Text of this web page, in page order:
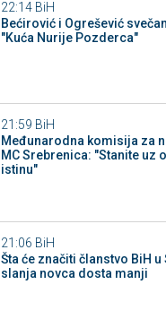
22:14 BiH
Bećirović i Ogrešević
"Kuća Nurije Pozderca"
21:59 BiH
Međunarodna komisija za
MC Srebrenica: "Stanite uz
istinu"
21:06 BiH
Šta će značiti članstvo BiH u
slanja novca dosta manji